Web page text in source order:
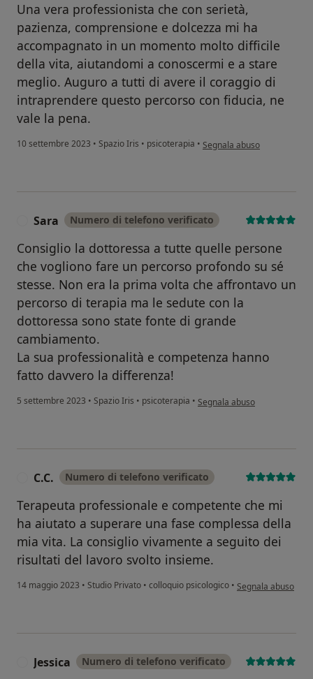
Una vera professionista che con serietà,
pazienza, comprensione e dolcezza mi ha
accompagnato in un momento molto difficile
della vita, aiutandomi a conoscermi e a stare
meglio. Auguro a tutti di avere il coraggio di
intraprendere questo percorso con fiducia, ne
vale la pena.
10 settembre 2023 • Spazio Iris • psicoterapia • secondo l'opinione
Segnala abuso
Sara Numero di telefono verificato
Consiglio la dottoressa a tutte quelle persone
che vogliono fare un percorso profondo su sé
stesse. Non era la prima volta che affrontavo un
percorso di terapia ma le sedute con la
dottoressa sono state fonte di grande
cambiamento.
La sua professionalità e competenza hanno
fatto davvero la differenza!
5 settembre 2023 • Spazio Iris • psicoterapia • secondo l'opinione
Segnala abuso
C.C. Numero di telefono verificato
Terapeuta professionale e competente che mi
ha aiutato a superare una fase complessa della
mia vita. La consiglio vivamente a seguito dei
risultati del lavoro svolto insieme.
14 maggio 2023 • Studio Privato • colloquio psicologico • secondo l'opinione
Segnala abuso
Jessica Numero di telefono verificato